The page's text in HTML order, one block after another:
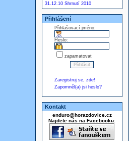
31.12.10 Shrnutí 2010
Přihlášení
Přihlašovací jméno:
Heslo:
zapamatovat
Zaregistruj se, zde!
Zapomněl(a) jsi heslo?
Kontakt
enduro@horazdovice.cz
Najdete nás na Facebooku: